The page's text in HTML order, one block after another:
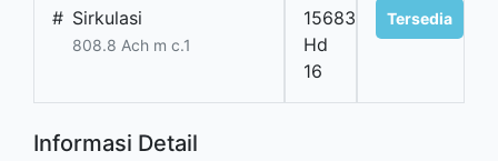
# Sirkulasi
808.8 Ach m c.1
15683
Hd
16
Tersedia
Informasi Detail